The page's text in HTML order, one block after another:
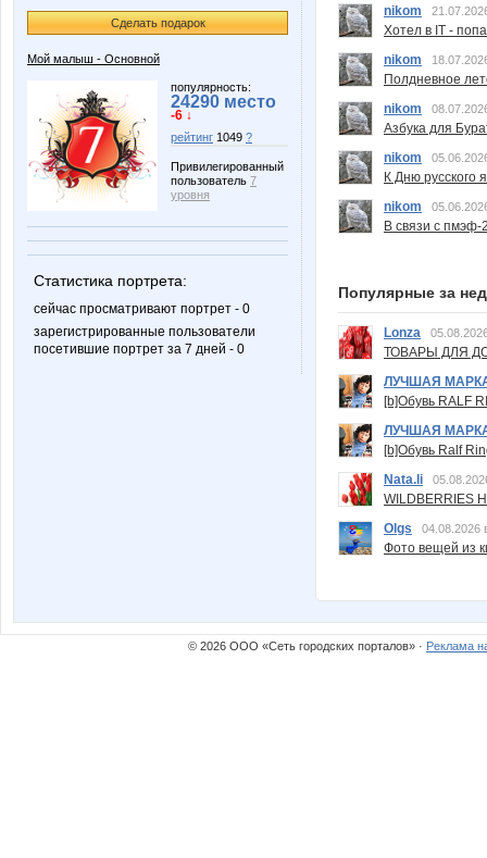
Сделать подарок
Мой малыш - Основной
популярность:
24290 место
-6 ↓
рейтинг 1049 ?
Привилегированный
пользователь 7
уровня
Статистика портрета:
сейчас просматривают портрет - 0
зарегистрированные пользователи
посетившие портрет за 7 дней - 0
nikom
Хотел в IT -
nikom
Полдневное
nikom
Азбука для
nikom
К Дню русского
nikom
В связи с пмэф-
Популярные за
Lonza
ТОВАРЫ ДЛЯ
ЛУЧШАЯ
[b]Обувь RALF
ЛУЧШАЯ
[b]Обувь Ralf
Nata.li
Olgs
04.08.2026
Фото вещей из
© 2026 ООО «Сеть городских порталов» · Реклама